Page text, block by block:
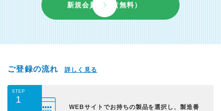
新規会員登録（無料）
ご登録の流れ 詳しく見る
STEP
1
WEBサイトでお持ちの製品を選択し、製造番